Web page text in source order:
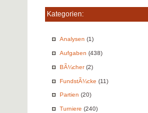
Kategorien:
Analysen (1)
Aufgaben (438)
BÃ¼cher(2)
FundstÃ¼cke (11)
Partien (20)
Turniere (240)